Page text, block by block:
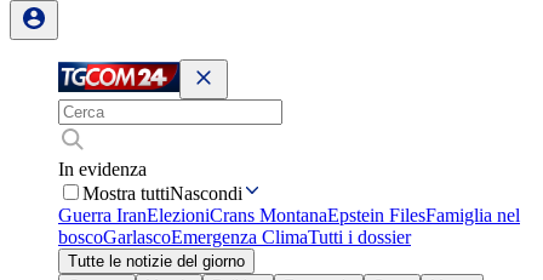
In evidenza
Mostra tuttiNascondi
Guerra IranElezioniCrans MontanaEpstein FilesFamiglia nel
boscoGarlascoEmergenza ClimaTutti i dossier
Tutte le notizie del giorno